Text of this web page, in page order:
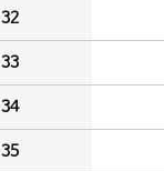
32
33
34
35